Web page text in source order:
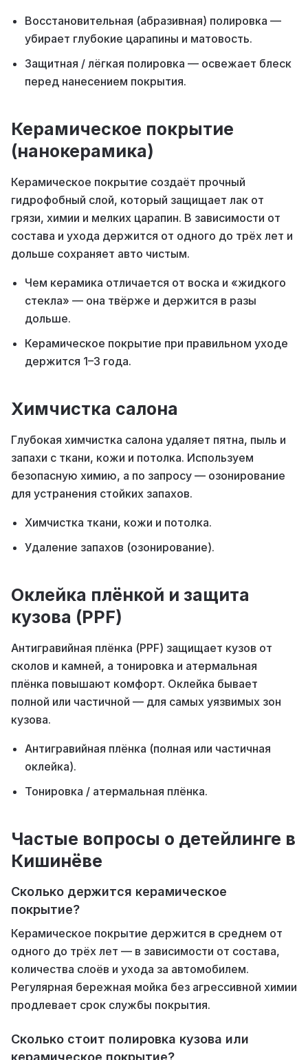
Восстановительная (абразивная) полировка —
убирает глубокие царапины и матовость.
Защитная / лёгкая полировка — освежает блеск
перед нанесением покрытия.
Керамическое покрытие
(нанокерамика)
Керамическое покрытие создаёт прочный
гидрофобный слой, который защищает лак от
грязи, химии и мелких царапин. В зависимости от
состава и ухода держится от одного до трёх лет и
дольше сохраняет авто чистым.
Чем керамика отличается от воска и «жидкого
стекла» — она твёрже и держится в разы
дольше.
Керамическое покрытие при правильном уходе
держится 1–3 года.
Химчистка салона
Глубокая химчистка салона удаляет пятна, пыль и
запахи с ткани, кожи и потолка. Используем
безопасную химию, а по запросу — озонирование
для устранения стойких запахов.
Химчистка ткани, кожи и потолка.
Удаление запахов (озонирование).
Оклейка плёнкой и защита
кузова (PPF)
Антигравийная плёнка (PPF) защищает кузов от
сколов и камней, а тонировка и атермальная
плёнка повышают комфорт. Оклейка бывает
полной или частичной — для самых уязвимых зон
кузова.
Антигравийная плёнка (полная или частичная
оклейка).
Тонировка / атермальная плёнка.
Частые вопросы о детейлинге в
Кишинёве
Сколько держится керамическое
покрытие?
Керамическое покрытие держится в среднем от
одного до трёх лет — в зависимости от состава,
количества слоёв и ухода за автомобилем.
Регулярная бережная мойка без агрессивной химии
продлевает срок службы покрытия.
Сколько стоит полировка кузова или
керамическое покрытие?